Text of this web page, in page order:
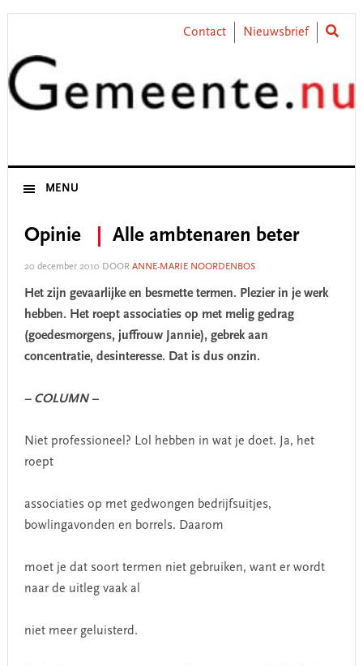
Skip
primary
navigation
Skip
content
Skip
primary
sidebar
Skip
footer
Contact Nieuwsbrief
MENU
Opinie Alle ambtenaren beter
20 december 2010 DOOR ANNE-MARIE NOORDENBOS
Het zijn gevaarlijke en besmette termen. Plezier in je werk
hebben. Het roept associaties op met melig gedrag
(goedesmorgens, juffrouw Jannie), gebrek aan
concentratie, desinteresse. Dat is dus onzin.
– COLUMN –
Niet professioneel? Lol hebben in wat je doet. Ja, het
roept
associaties op met gedwongen bedrijfsuitjes,
bowlingavonden en borrels. Daarom
moet je dat soort termen niet gebruiken, want er wordt
naar de uitleg vaak al
niet meer geluisterd.